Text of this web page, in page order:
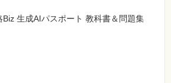
Biz 生成AIパスポート 教科書＆問題集